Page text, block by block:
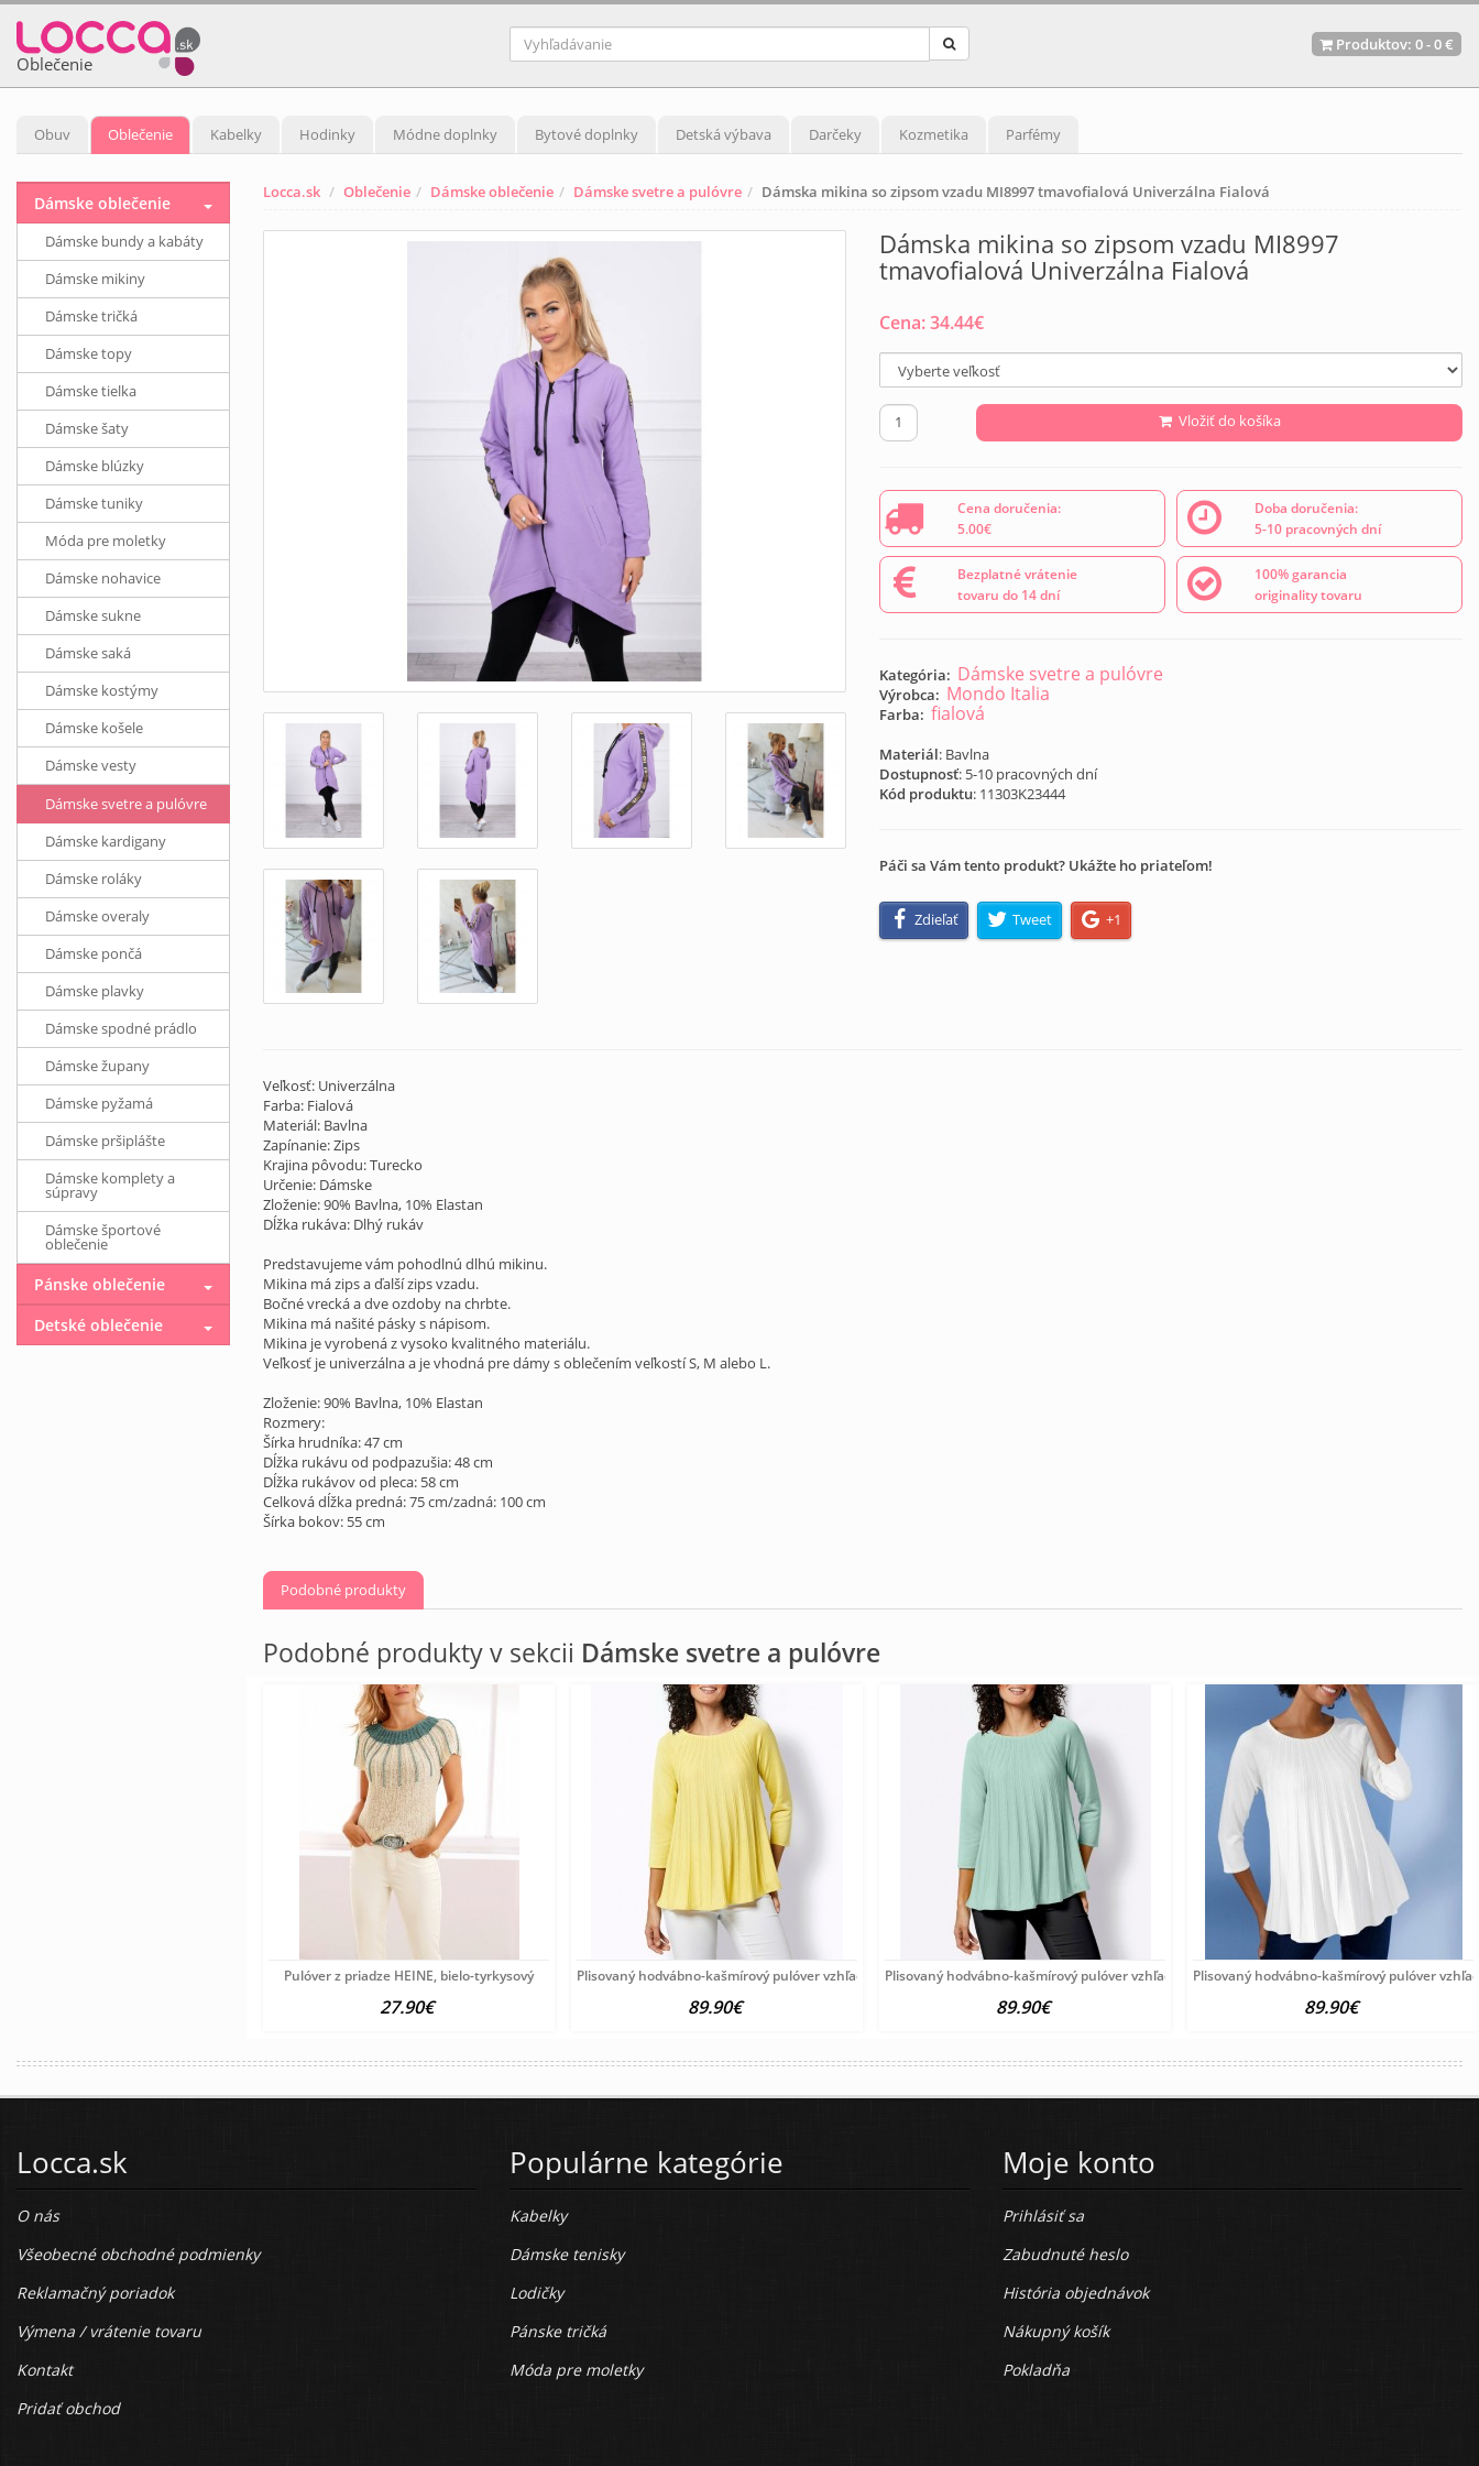
Oblečenie
Produktov: 0-0 €
Obuv Oblečenie Kabelky Hodinky Módne doplnky Bytové doplnky Detská výbava Darčeky Kozmetika Parfémy
Locca.sk Oblečenie Dámske oblečenie Dámske svetre a pulóvre Dámska mikina so zipsom vzadu MI8997 tmavofialová Univerzálna Fialová
Dámska mikina so zipsom vzadu MI8997
tmavofialová Univerzálna Fialová
Cena:34.44€
Vložiť do košíka
Cena doručenia:
5.00€
Doba doručenia:
5-10 pracovných dní
Bezplatné vrátenie
tovaru do 14 dní
100% garancia
originality tovaru
Kategória: Dámske svetre a pulóvre
Výrobca: Mondo Italia
Farba: fialová
Materiál: Bavlna
Dostupnosť: 5-10 pracovných dní
Kód produktu: 11303K23444
Páči sa Vám tento produkt? Ukážte ho priateľom!
Zdieľať Tweet +1
Veľkosť: Univerzálna
Farba: Fialová
Materiál: Bavlna
Zapínanie: Zips
Krajina pôvodu: Turecko
Určenie: Dámske
Zloženie: 90% Bavlna, 10% Elastan
Dĺžka rukáva: Dlhý rukáv
Predstavujeme vám pohodlnú dlhú mikinu.
Mikina má zips a ďalší zips vzadu.
Bočné vrecká a dve ozdoby na chrbte.
Mikina má našité pásky s nápisom.
Mikina je vyrobená z vysoko kvalitného materiálu.
Veľkosť je univerzálna a je vhodná pre dámy s oblečením veľkostí S, M alebo L.
Zloženie: 90% Bavlna, 10% Elastan
Rozmery:
Šírka hrudníka: 47 cm
Dĺžka rukávu od podpazušia: 48 cm
Dĺžka rukávov od pleca: 58 cm
Celková dĺžka predná: 75 cm/zadná: 100 cm
Šírka bokov: 55 cm
Podobné produkty
Podobné produkty v sekcii Dámske svetre a pulóvre
Pulóver z priadze HEINE, bielo-tyrkysový
27.90€
Plisovaný hodvábno-kašmírový pulóver vzhľadom Création
89.90€
Plisovaný hodvábno-kašmírový pulóver vzhľadom Création
89.90€
Plisovaný hodvábno-kašmírový pulóver
89.90€
Dámske oblečenie
Dámske bundy a kabáty
Dámske mikiny
Dámske tričká
Dámske topy
Dámske tielka
Dámske šaty
Dámske blúzky
Dámske tuniky
Móda pre moletky
Dámske nohavice
Dámske sukne
Dámske saká
Dámske kostýmy
Dámske košele
Dámske vesty
Dámske svetre a pulóvre
Dámske kardigany
Dámske roláky
Dámske overaly
Dámske pončá
Dámske plavky
Dámske spodné prádlo
Dámske župany
Dámske pyžamá
Dámske pršiplášte
Dámske komplety a
súpravy
Dámske športové
oblečenie
Pánske oblečenie
Detské oblečenie
Locca.sk
O nás
Všeobecné obchodné podmienky
Reklamačný poriadok
Výmena / vrátenie tovaru
Kontakt
Pridať obchod
Populárne kategórie
Kabelky
Dámske tenisky
Lodičky
Pánske tričká
Móda pre moletky
Moje konto
Prihlásiť sa
Zabudnuté heslo
História objednávok
Nákupný košík
Pokladňa